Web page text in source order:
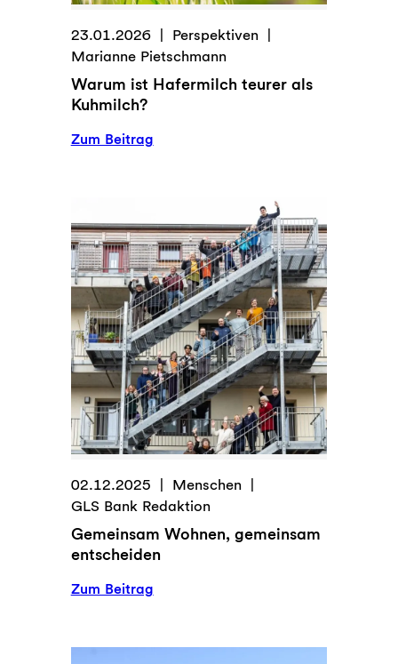
23.01.2026
Perspektiven
Marianne Pietschmann
Warum ist Hafermilch teurer als
Kuhmilch?
Zum Beitrag:
teurer
als
Kuhmilch?
02.12.2025
Menschen
GLS Bank Redaktion
Gemeinsam Wohnen, gemeinsam
entscheiden
Zum Beitrag:
gemeinsam